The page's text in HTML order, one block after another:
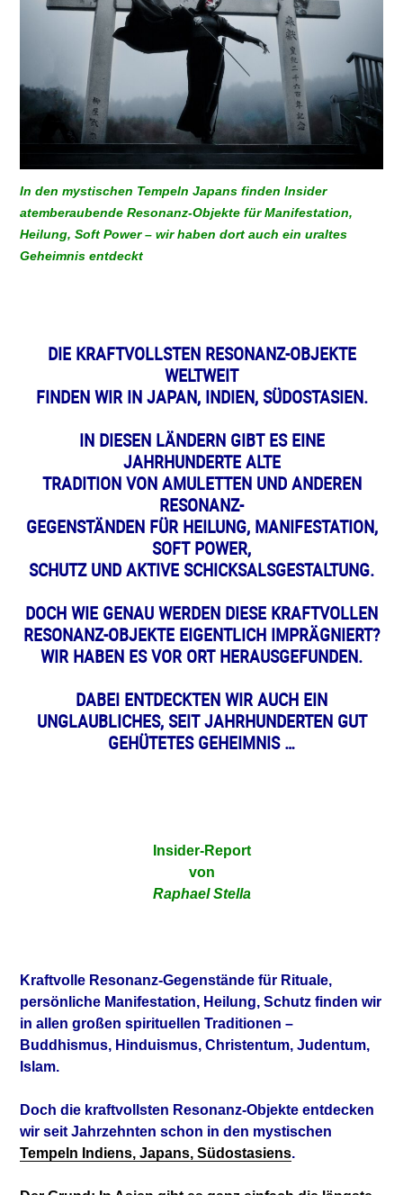
In den mystischen Tempeln Japans finden Insider
atemberaubende Resonanz-Objekte für Manifestation,
Heilung, Soft Power – wir haben dort auch ein uraltes
Geheimnis entdeckt
DIE KRAFTVOLLSTEN RESONANZ-OBJEKTE
WELTWEIT
FINDEN WIR IN JAPAN, INDIEN, SÜDOSTASIEN.
IN DIESEN LÄNDERN GIBT ES EINE
JAHRHUNDERTE ALTE
TRADITION VON AMULETTEN UND ANDEREN
RESONANZ-
GEGENSTÄNDEN FÜR HEILUNG, MANIFESTATION,
SOFT POWER,
SCHUTZ UND AKTIVE SCHICKSALSGESTALTUNG.
DOCH WIE GENAU WERDEN DIESE KRAFTVOLLEN
RESONANZ-OBJEKTE EIGENTLICH IMPRÄGNIERT?
WIR HABEN ES VOR ORT HERAUSGEFUNDEN.
DABEI ENTDECKTEN WIR AUCH EIN
UNGLAUBLICHES, SEIT JAHRHUNDERTEN GUT
GEHÜTETES GEHEIMNIS …
Insider-Report
von
Raphael Stella
Kraftvolle Resonanz-Gegenstände für Rituale,
persönliche Manifestation, Heilung, Schutz finden wir
in allen großen spirituellen Traditionen –
Buddhismus, Hinduismus, Christentum, Judentum,
Islam.
Doch die kraftvollsten Resonanz-Objekte entdecken
wir seit Jahrzehnten schon in den mystischen
Tempeln Indiens, Japans, Südostasiens.